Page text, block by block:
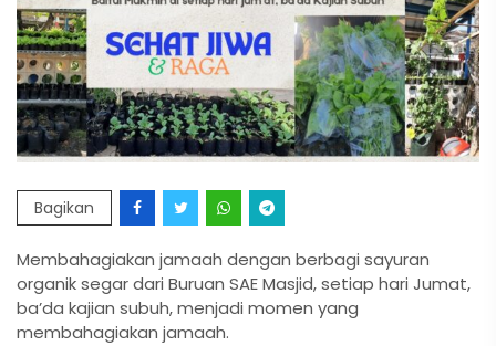
Bagikan
Membahagiakan jamaah dengan berbagi sayuran
organik segar dari Buruan SAE Masjid, setiap hari Jumat,
ba’da kajian subuh, menjadi momen yang
membahagiakan jamaah.